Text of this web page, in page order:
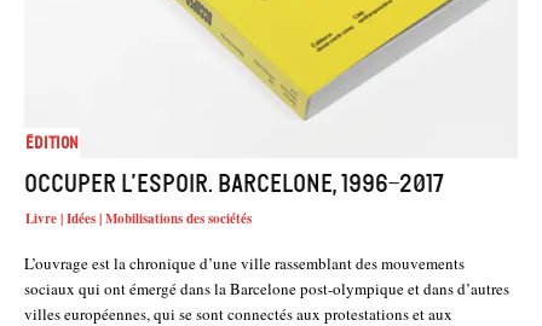
Édition
Occuper l’espoir. Barcelone, 1996-2017
Livre | Idées | Mobilisations des sociétés
L’ouvrage est la chronique d’une ville rassemblant des mouvements
sociaux qui ont émergé dans la Barcelone post-olympique et dans d’autres
villes européennes, qui se sont connectés aux protestations et aux